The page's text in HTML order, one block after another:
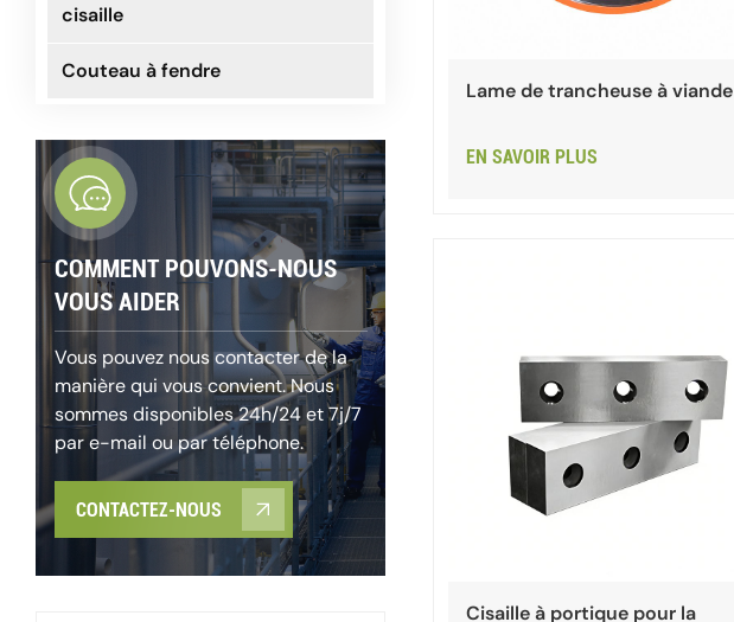
cisaille
Couteau à fendre
COMMENT POUVONS-NOUS
VOUS AIDER
Vous pouvez nous contacter de la
manière qui vous convient. Nous
sommes disponibles 24h/24 et 7j/7
par e-mail ou par téléphone.
CONTACTEZ-NOUS
Lame de trancheuse à viande
EN SAVOIR PLUS
Cisaille à portique pour la